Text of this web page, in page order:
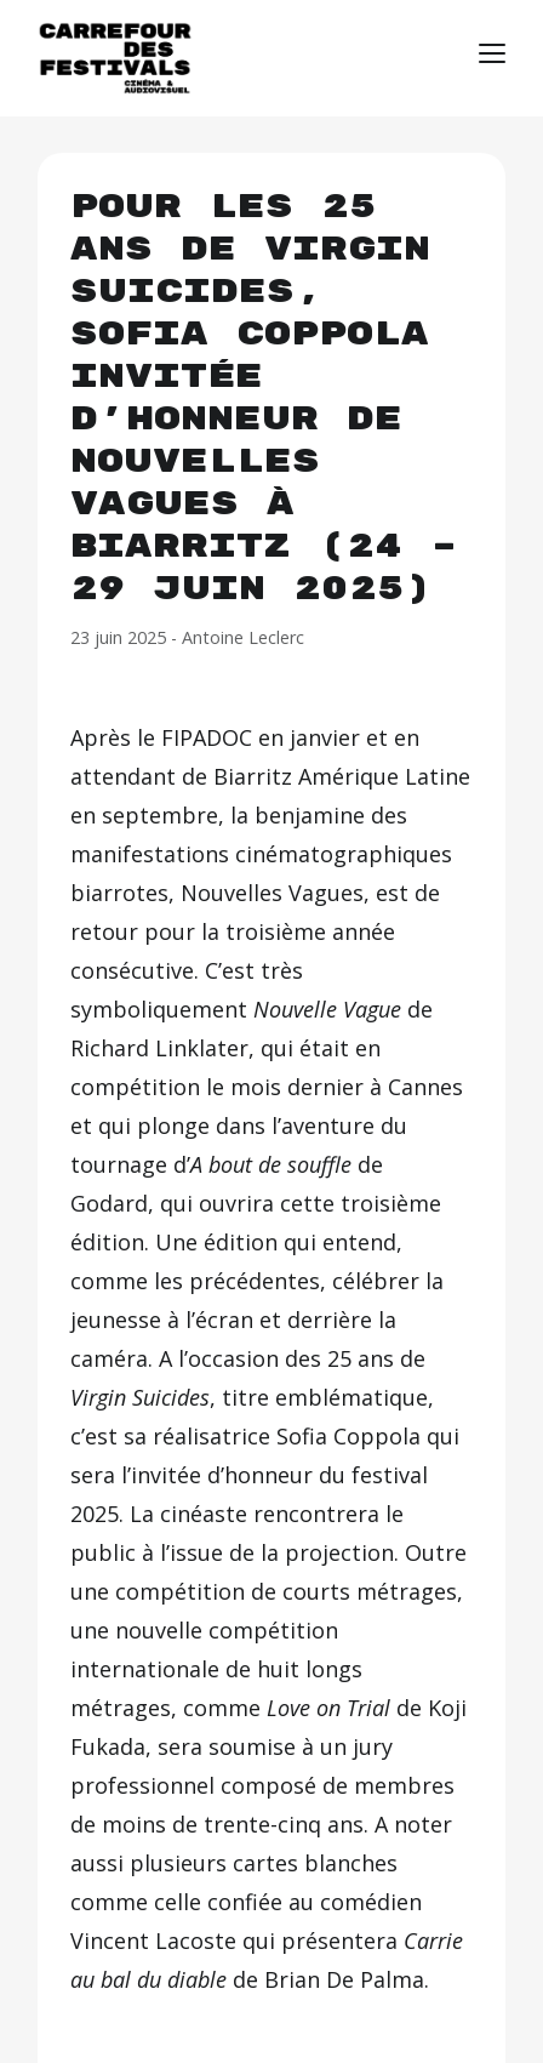
Pour les 25
ans de Virgin
Suicides,
Sofia Coppola
invitée
d’honneur de
Nouvelles
vagues à
Biarritz (24 –
29 juin 2025)
23 juin 2025 -Antoine Leclerc
Après le FIPADOC en janvier et en
attendant de Biarritz Amérique Latine
en septembre, la benjamine des
manifestations cinématographiques
biarrotes, Nouvelles Vagues, est de
retour pour la troisième année
consécutive. C’est très
symboliquementNouvelle Vague de
Richard Linklater, qui était en
compétition le mois dernier à Cannes
et qui plonge dans l’aventure du
tournage d’A bout de souffle de
Godard, qui ouvrira cette troisième
édition. Une édition qui entend,
comme les précédentes, célébrer la
jeunesse à l’écran et derrière la
caméra. A l’occasion des 25 ans de
Virgin Suicides, titre emblématique,
c’est sa réalisatrice Sofia Coppola qui
sera l’invitée d’honneur du festival
2025. La cinéaste rencontrera le
public à l’issue de la projection. Outre
une compétition de courts métrages,
une nouvelle compétition
internationale de huit longs
métrages, commeLove on Trial de Koji
Fukada, sera soumise à un jury
professionnel composé de membres
de moins de trente-cinq ans. A noter
aussi plusieurs cartes blanches
comme celle confiée au comédien
Vincent Lacoste qui présentera Carrie
au bal du diable de Brian De Palma.